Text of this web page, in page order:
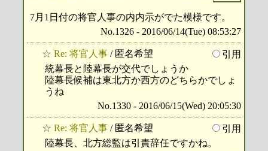
7月1日付の将官人事の内内示がでた模様です。
No.1326 - 2016/06/14(Tue) 08:53:27
☆ Re: 将官人事 / 匿名希望
引用
統幕長と陸幕長が交代でしょうか
陸幕長候補は東北方か西方のどちらかでしょ
うね
No.1330 - 2016/06/15(Wed) 20:05:30
☆ Re: 将官人事 / 匿名希望
引用
陸幕長、北方総監は引責辞任ですかね。